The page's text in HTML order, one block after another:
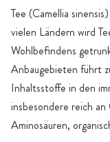
Tee (Camellia
vielen Ländern wird
Wohlbefindens
Anbaugebieten führt
Inhaltsstoffe in den
insbesondere reich
Aminosäuren,